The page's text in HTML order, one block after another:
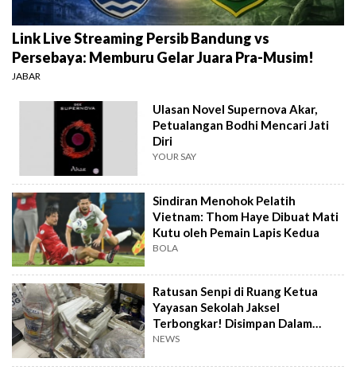
Link Live Streaming Persib Bandung vs
Persebaya: Memburu Gelar Juara Pra-Musim!
JABAR
Ulasan Novel Supernova Akar,
Petualangan Bodhi Mencari Jati
Diri
YOUR SAY
Sindiran Menohok Pelatih
Vietnam: Thom Haye Dibuat Mati
Kutu oleh Pemain Lapis Kedua
BOLA
Ratusan Senpi di Ruang Ketua
Yayasan Sekolah Jaksel
Terbongkar! Disimpan Dalam
Karung dan Styrofoam
NEWS